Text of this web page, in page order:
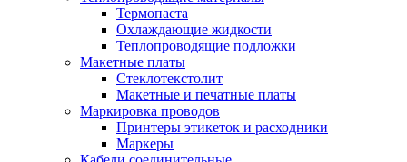
Термопаста
Охлаждающие жидкости
Теплопроводящие подложки
Макетные платы
Стеклотекстолит
Макетные и печатные платы
Маркировка проводов
Принтеры этикеток и расходники
Маркеры